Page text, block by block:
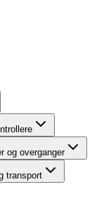
og overganger
transport